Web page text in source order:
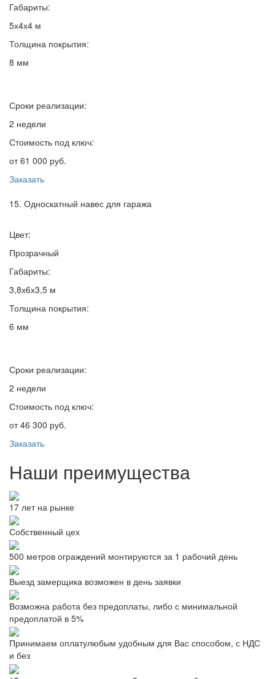
Габариты:
5х4х4 м
Толщина покрытия:
8 мм
Сроки реализации:
2 недели
Стоимость под ключ:
от 61 000 руб.
Заказать
15. Односкатный навес для гаража
Цвет:
Прозрачный
Габариты:
3,8х6х3,5 м
Толщина покрытия:
6 мм
Сроки реализации:
2 недели
Стоимость под ключ:
от 46 300 руб.
Заказать
Наши преимущества
17 лет на рынке
Собственный цех
500 метров ограждений монтируются за 1 рабочий день
Выезд замерщика возможен в день заявки
Возможна работа без предоплаты, либо с минимальной
предоплатой в 5%
Принимаем оплатулюбым удобным для Вас способом, с НДС
и без